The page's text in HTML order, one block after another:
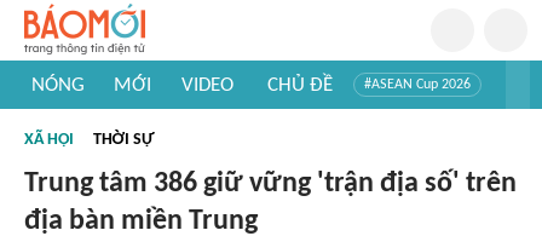
NÓNG MỚI VIDEO CHỦ ĐỀ #ASEAN Cup 2026
#Khám phá thế giới
XÃ HỘI THỜI SỰ
Trung tâm 386 giữ vững 'trận địa số' trên
địa bàn miền Trung